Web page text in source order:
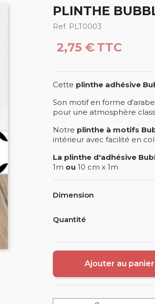
PLINTHE
Ref. PLT0003
2,75 € TTC
Cette plinthe adhésive
Son motif en forme
pour une atmosphère
Notre plinthe à motifs
intérieur avec facilité en
La plinthe d'adhésive
1m ou 10 cm x 1m
Dimension
Quantité
Ajouter au panier